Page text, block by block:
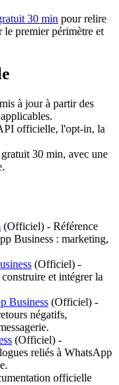
30 min pour relire
le premier périmètre et
à jour à partir des
officielle, l'opt-in, la
30 min, avec une
(Officiel) - Référence
Business : marketing,
(Officiel) -
et intégrer la
Business (Officiel) -
négatifs,
(Officiel) -
reliés à WhatsApp
officielle